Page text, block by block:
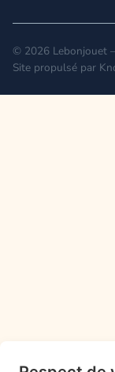
© 2026 Lebonjouet
Site propulsé par